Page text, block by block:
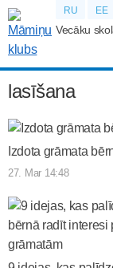
RU EE
Vecāku
lasīšana
Izdota grāmata
27. Mar 14:48